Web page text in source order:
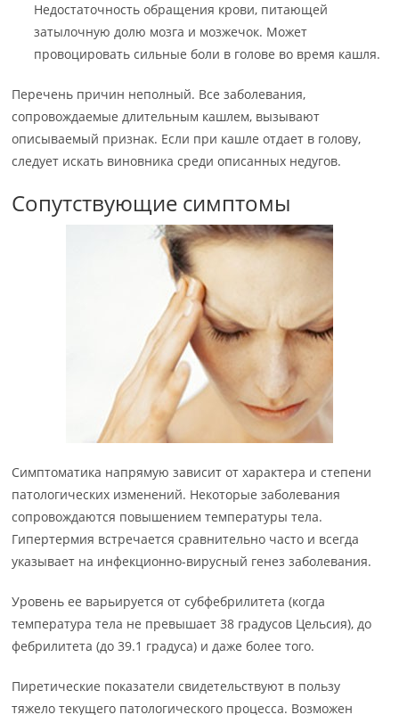
Недостаточность обращения крови, питающей
затылочную долю мозга и мозжечок. Может
провоцировать сильные боли в голове во время кашля.
Перечень причин неполный. Все заболевания,
сопровождаемые длительным кашлем, вызывают
описываемый признак. Если при кашле отдает в голову,
следует искать виновника среди описанных недугов.
Сопутствующие симптомы
Симптоматика напрямую зависит от характера и степени
патологических изменений. Некоторые заболевания
сопровождаются повышением температуры тела.
Гипертермия встречается сравнительно часто и всегда
указывает на инфекционно-вирусный генез заболевания.
Уровень ее варьируется от субфебрилитета (когда
температура тела не превышает 38 градусов Цельсия), до
фебрилитета (до 39.1 градуса) и даже более того.
Пиретические показатели свидетельствуют в пользу
тяжело текущего патологического процесса. Возможен